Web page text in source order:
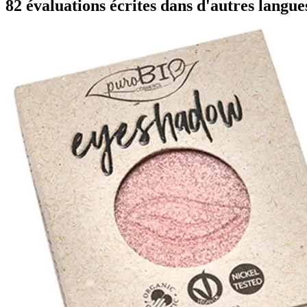
82 évaluations écrites dans d'autres